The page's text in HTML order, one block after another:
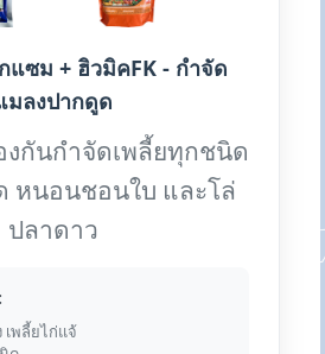
แซม + ฮิวมิคFK - กำจัด
มลงปากดูด
กันกำจัดเพลี้ยทุกชนิด
หนอนชอนใบ และโล่
ปลาดาว
เพลี้ยไก่แจ้